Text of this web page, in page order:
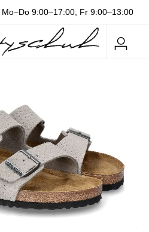
Mo–Do 9:00–17:00, Fr 9:00–13:00